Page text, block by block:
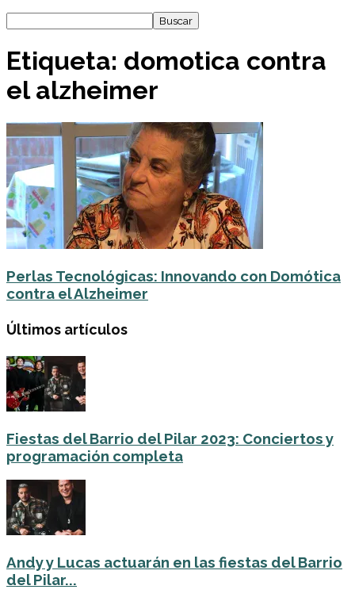
Etiqueta: domotica contra
el alzheimer
Perlas Tecnológicas: Innovando con Domótica
contra el Alzheimer
Últimos artículos
Fiestas del Barrio del Pilar 2023: Conciertos y
programación completa
Andy y Lucas actuarán en las fiestas del Barrio
del Pilar...